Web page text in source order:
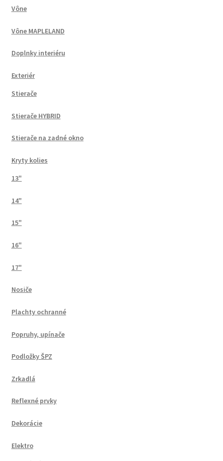
Vône
Vône MAPLELAND
Doplnky interiéru
Exteriér
Stierače
Stierače HYBRID
Stierače na zadné okno
Kryty kolies
13"
14"
15"
16"
17"
Nosiče
Plachty ochranné
Popruhy, upínače
Podložky ŠPZ
Zrkadlá
Reflexné prvky
Dekorácie
Elektro